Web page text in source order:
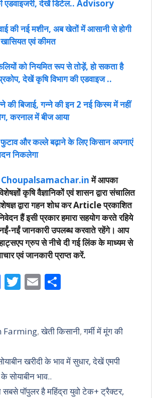
एडवाइजरी, देखें डिटेल.. Advisory
की नई मशीन, अब खेतों में आसानी से होगी
एवं कीमत
को नियमित रूप से तोड़ें, हो सकता है
देखें कृषि विभाग की एडवाइज ..
की बिजाई, गन्ने की इन 2 नई किस्म में नहीं
करनाल में बीज आया
और कल्ले बढ़ाने के लिए किसान अपनाएं
निकलेगा
Choupalsamachar.inमें आपका
कृषि वैज्ञानिकों एवं शासन द्वारा संचालित
द्वारा गहन शोध कर Article प्रकाशित
हैं इसी प्रकार हमारा सहयोग करते रहिये
नईं जानकारी उपलब्ध करवाते रहेंगे। आप
ग्रुप से नीचे दी गई लिंक के माध्यम से
एवं जानकारी प्राप्त करें.
F
b
o
k
T
er
E
l e
Farming,खेती किसानी,गर्मी में मूंग की
खरीदी के भाव में सुधार, देखें एमपी
सोयाबीन भाव..
पॉपुलर है महिंद्रा युवो टेक+ ट्रैक्टर,